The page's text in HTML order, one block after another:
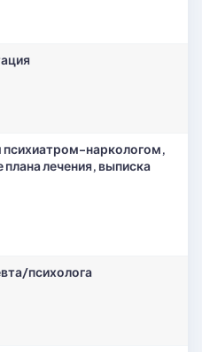
наркологом,
плана лечения, выписка
психолога